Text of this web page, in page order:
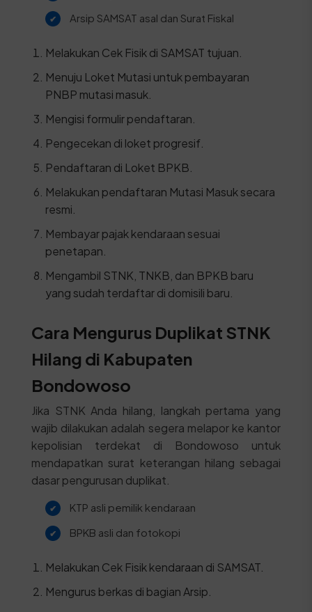
Arsip SAMSAT asal dan Surat Fiskal
Melakukan Cek Fisik di SAMSAT tujuan.
Menuju Loket Mutasi untuk pembayaran
PNBP mutasi masuk.
Mengisi formulir pendaftaran.
Pengecekan di loket progresif.
Pendaftaran di Loket BPKB.
Melakukan pendaftaran Mutasi Masuk secara
resmi.
Membayar pajak kendaraan sesuai
penetapan.
Mengambil STNK, TNKB, dan BPKB baru
yang sudah terdaftar di domisili baru.
Cara Mengurus Duplikat STNK
Hilang di Kabupaten
Bondowoso
Jika STNK Anda hilang, langkah pertama yang
wajib dilakukan adalah segera melapor ke kantor
kepolisian terdekat di Bondowoso untuk
mendapatkan surat keterangan hilang sebagai
dasar pengurusan duplikat.
KTP asli pemilik kendaraan
BPKB asli dan fotokopi
Melakukan Cek Fisik kendaraan di SAMSAT.
Mengurus berkas di bagian Arsip.